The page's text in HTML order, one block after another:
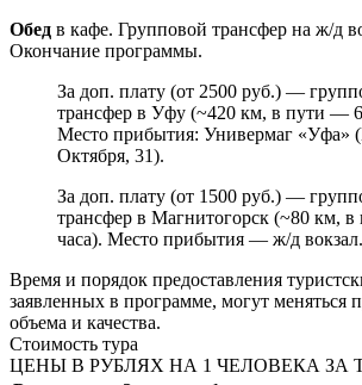
Обед в кафе. Групповой трансфер на ж/д
Окончание программы.
За доп. плату (от 2500 руб.) —
трансфер в Уфу (~420 км, в пути —
Место прибытия: Универмаг «Уфа»
Октября, 31).
За доп. плату (от 1500 руб.) —
трансфер в Магнитогорск (~80 км, в
часа). Место прибытия — ж/д вокзал.
Время и порядок предоставления
заявленных в программе, могут меняться
объема и качества.
Стоимость тура
ЦЕНЫ В РУБЛЯХ НА 1 ЧЕЛОВЕКА ЗА